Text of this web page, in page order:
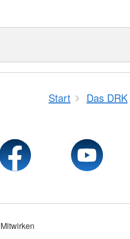
Start Das DRK
Mitwirken